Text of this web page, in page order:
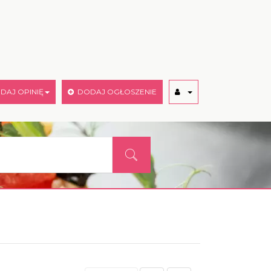
OPINIĘ DODAJ OGŁOSZENIE